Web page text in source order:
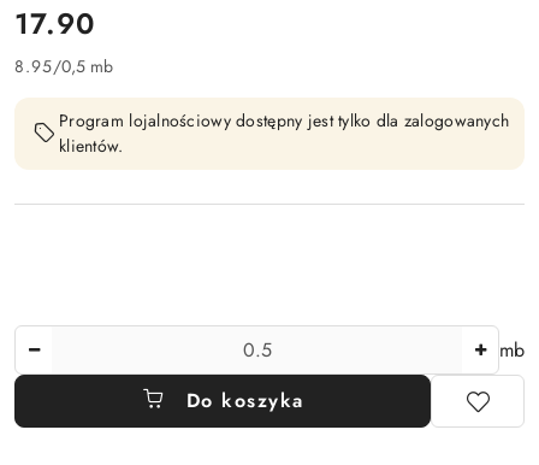
cena:
17.90
8.95/0,5 mb
Program lojalnościowy dostępny jest tylko dla zalogowanych
klientów.
mb
Do koszyka